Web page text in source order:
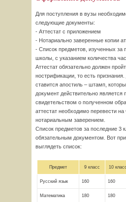
Для поступления в вузы
следующие документы:
- Аттестат с приложением
- Нотариально заверенные копии
- Список предметов, изученных за
школы, с указанием количества
Аттестат обязательно должен
нострификации, то есть
ставится апостиль – штамп,
документ действительно является
свидетельством о полученном
аттестат необходимо перевести
нотариальным заверением.
Список предметов за последние 3
обязательным документом. Вот
выглядеть список:
Предмет 9 класс 10 класс
Русский язык 160 160
Математика 180 180